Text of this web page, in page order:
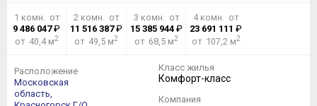
1 комн. от
9 486 047₽
от 40,4 м2
2 комн. от
11 516 387₽
от 49,5 м2
3 комн. от
15 385 944₽
от 68,5 м2
4 комн. от
23 691 111 ₽
от 107,2 м2
Расположение
Московская
область,
Класс жилья
Комфорт-класс
Компания